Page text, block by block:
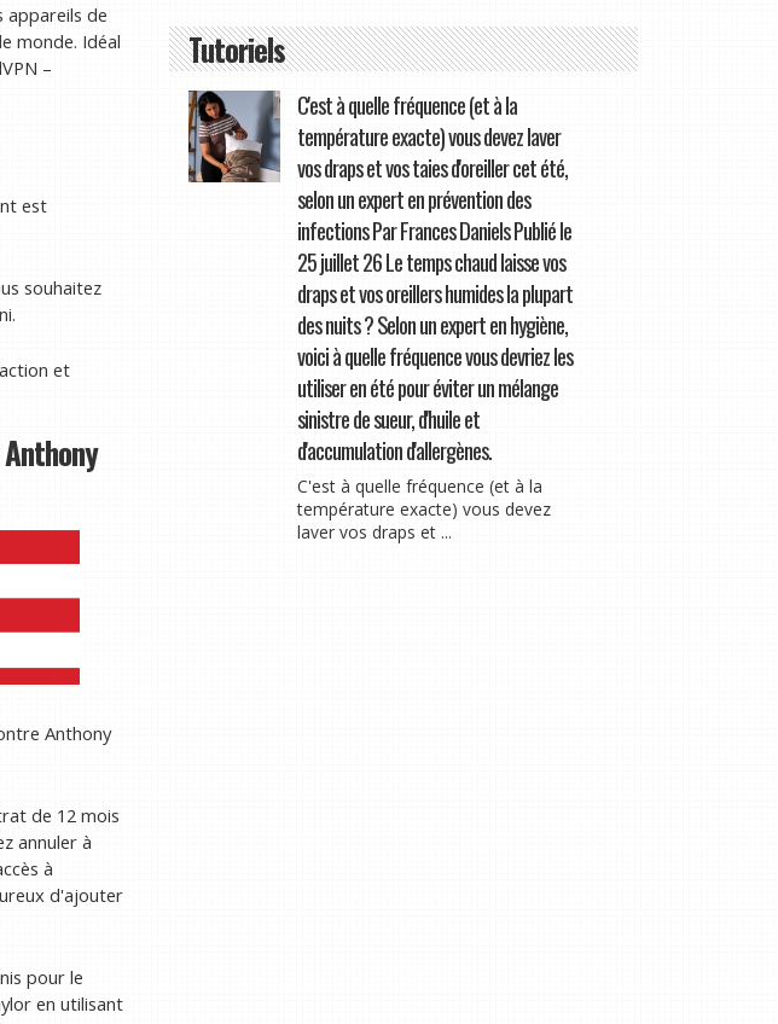
appareils de
monde. Idéal
–
est
souhaitez
et
Anthony
de 12 mois
annuler à
à
d'ajouter
pour le
en utilisant
Tutoriels
C'est à quelle fréquence (et à la
température exacte) vous devez laver
vos draps et vos taies d'oreiller cet été,
selon un expert en prévention des
infections Par Frances Daniels Publié le
25 juillet 26 Le temps chaud laisse vos
draps et vos oreillers humides la plupart
des nuits ? Selon un expert en hygiène,
voici à quelle fréquence vous devriez les
utiliser en été pour éviter un mélange
sinistre de sueur, d'huile et
d'accumulation d'allergènes.
C'est à quelle fréquence (et à la
température exacte) vous devez
laver vos draps et ...